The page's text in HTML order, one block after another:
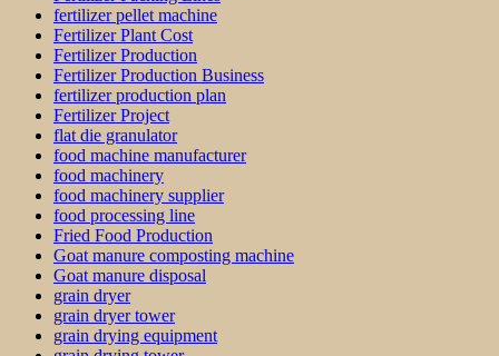
fertilizer pellet machine
Fertilizer Plant Cost
Fertilizer Production
Fertilizer Production Business
fertilizer production plan
Fertilizer Project
flat die granulator
food machine manufacturer
food machinery
food machinery supplier
food processing line
Fried Food Production
Goat manure composting machine
Goat manure disposal
grain dryer
grain dryer tower
grain drying equipment